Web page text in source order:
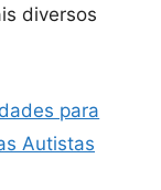
diversos
para
Autistas